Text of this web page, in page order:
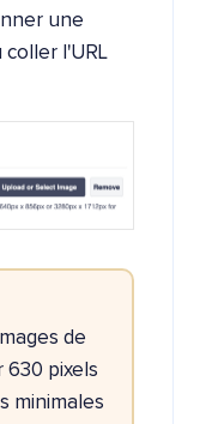
une
l'URL
de
630 pixels
minimales